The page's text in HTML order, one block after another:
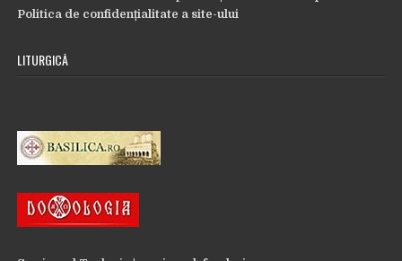
Politica de confidențialitate a site-ului
LITURGICĂ